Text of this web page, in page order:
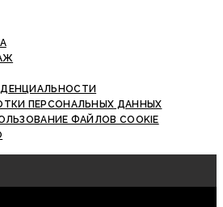
ПЕРСОНАЛЬНЫХ ДАННЫХ
ФАЙЛОВ COOKIE